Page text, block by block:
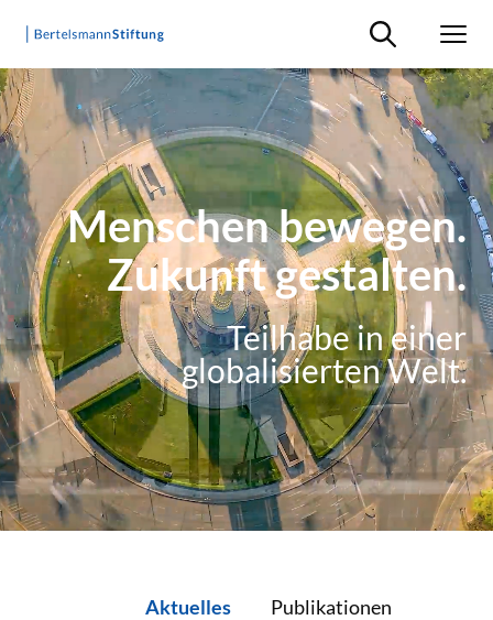
Suche ein-/
Menschen bewegen.
Zukunft gestalten.
Teilhabe in einer
globalisierten Welt.
Aktuelles Publikationen